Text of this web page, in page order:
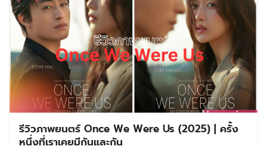
รีวิวภาพยนตร์ Once We Were Us (2025) | ครั้ง
หนึ่งที่เราเคยมีกันและกัน